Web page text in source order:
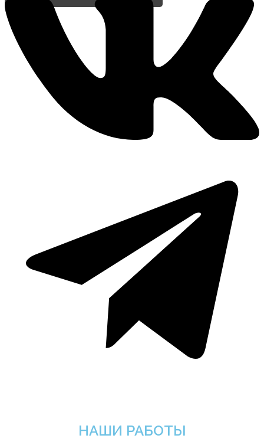
НАШИ РАБОТЫ